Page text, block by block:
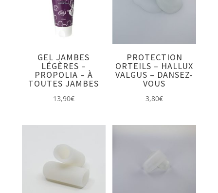
GEL JAMBES
LÉGÈRES –
PROPOLIA – À
TOUTES JAMBES
13,90€
PROTECTION
ORTEILS – HALLUX
VALGUS – DANSEZ-
VOUS
3,80€